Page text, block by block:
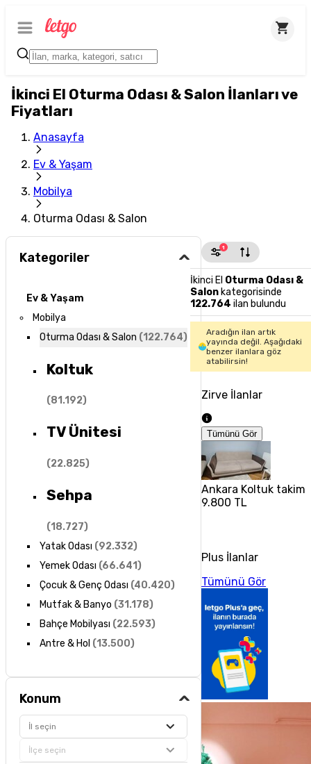
İkinci El Oturma Odası & Salon İlanları ve
Fiyatları
Anasayfa
Ev & Yaşam
Mobilya
Oturma Odası & Salon
Kategoriler
Ev & Yaşam
Mobilya
Oturma Odası & Salon (122.764)
Koltuk
(81.192)
TV Ünitesi
(22.825)
Sehpa
(18.727)
Yatak Odası (92.332)
Yemek Odası (66.641)
Çocuk & Genç Odası (40.420)
Mutfak & Banyo (31.178)
Bahçe Mobilyası (22.593)
Antre & Hol (13.500)
Konum
İl seçin
İlçe seçin
1
İkinci El Oturma Odası &
Salon kategorisinde
122.764 ilan bulundu
Aradığın ilan artık
yayında değil. Aşağıdaki
benzer ilanlara göz
atabilirsin!
Zirve İlanlar
Tümünü Gör
Ankara Koltuk takimi
9.800 TL
Plus İlanlar
Tümünü Gör